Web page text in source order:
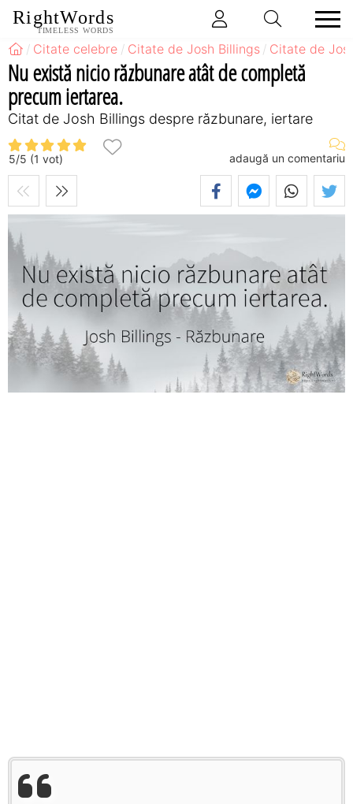
RightWords
TIMELESS WORDS
Citate celebre Citate de Josh Billings Citate de
Nu există nicio răzbunare atât de completă
precum iertarea.
Citat de Josh Billings despre răzbunare, iertare
5/5 (1 vot) adaugă un comentariu